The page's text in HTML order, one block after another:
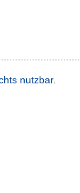
nutzbar.